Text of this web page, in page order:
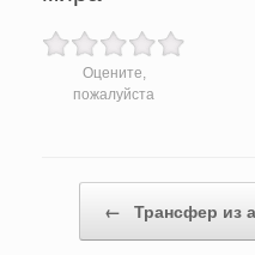
Оцените,
пожалуйста
Post navigation
← Трансфер из